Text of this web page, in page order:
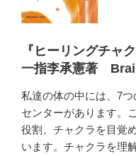
『ヒーリングチャク
一指李承憲著
私達の体の中には、7
センターがあります。
役割、チャクラを目覚
います。チャクラを理